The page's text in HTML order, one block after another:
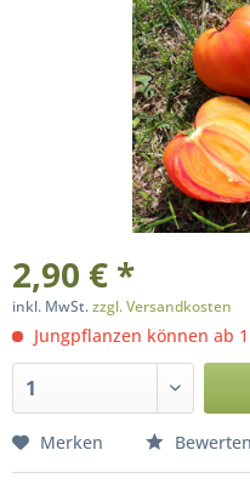
2,90 € *
inkl. MwSt.zzgl. Versandkosten
Jungpflanzen können ab
Merken Bewerten